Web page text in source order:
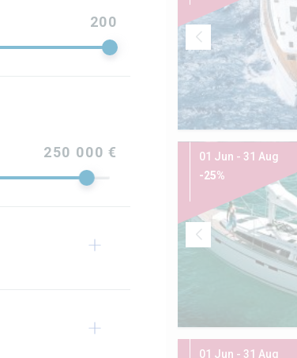
200
250 000 €
01 Jun - 31 Aug
-25%
01 Jun - 31 Aug